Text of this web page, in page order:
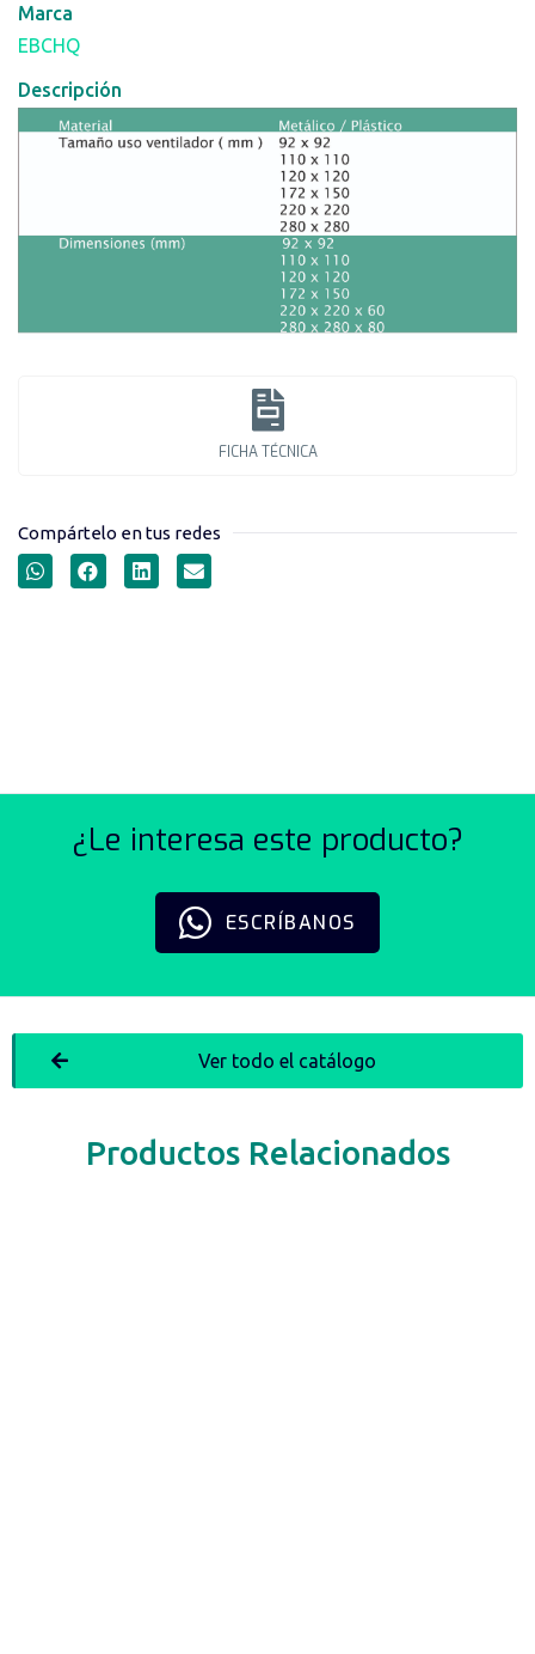
Marca
EBCHQ
Descripción
FICHA TÉCNICA
Compártelo en tus redes
¿Le interesa este producto?
ESCRÍBANOS
Productos Relacionados
Ver todo el catálogo